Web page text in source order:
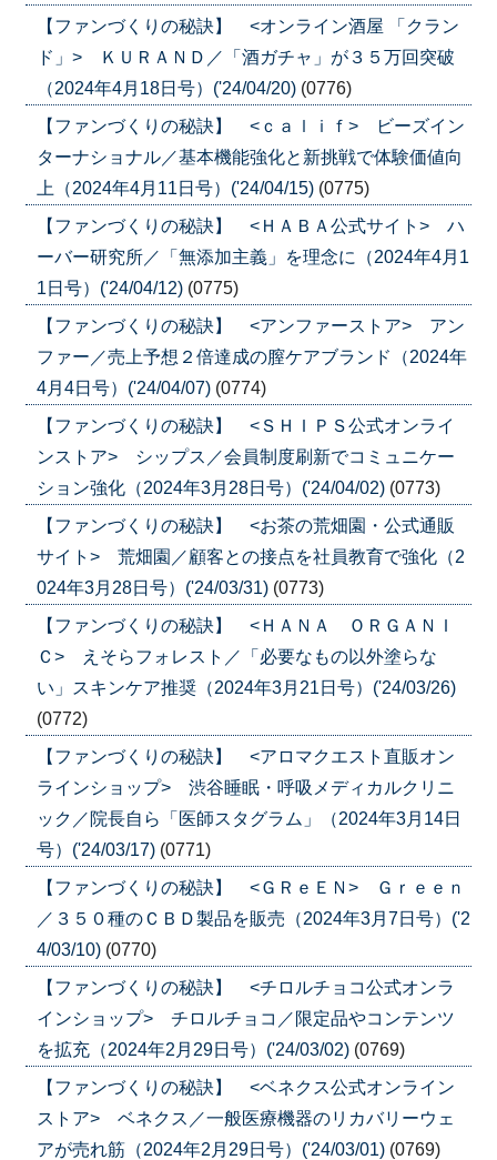
【ファンづくりの秘訣】 <オンライン酒屋 「クラン
ド」> ＫＵＲＡＮＤ／「酒ガチャ」が３５万回突破
（2024年4月18日号）('24/04/20) (0776)
【ファンづくりの秘訣】 <ｃａｌｉｆ> ビーズイン
ターナショナル／基本機能強化と新挑戦で体験価値向
上（2024年4月11日号）('24/04/15) (0775)
【ファンづくりの秘訣】 <ＨＡＢＡ公式サイト> ハ
ーバー研究所／「無添加主義」を理念に（2024年4月1
1日号）('24/04/12) (0775)
【ファンづくりの秘訣】 <アンファーストア> アン
ファー／売上予想２倍達成の膣ケアブランド（2024年
4月4日号）('24/04/07) (0774)
【ファンづくりの秘訣】 <ＳＨＩＰＳ公式オンライ
ンストア> シップス／会員制度刷新でコミュニケー
ション強化（2024年3月28日号）('24/04/02) (0773)
【ファンづくりの秘訣】 <お茶の荒畑園・公式通販
サイト> 荒畑園／顧客との接点を社員教育で強化（2
024年3月28日号）('24/03/31) (0773)
【ファンづくりの秘訣】 <ＨＡＮＡ ＯＲＧＡＮＩ
Ｃ> えそらフォレスト／「必要なもの以外塗らな
い」スキンケア推奨（2024年3月21日号）('24/03/26)
(0772)
【ファンづくりの秘訣】 <アロマクエスト直販オン
ラインショップ> 渋谷睡眠・呼吸メディカルクリニ
ック／院長自ら「医師スタグラム」（2024年3月14日
号）('24/03/17) (0771)
【ファンづくりの秘訣】 <ＧＲｅＥＮ> Ｇｒｅｅｎ
／３５０種のＣＢＤ製品を販売（2024年3月7日号）('2
4/03/10) (0770)
【ファンづくりの秘訣】 <チロルチョコ公式オンラ
インショップ> チロルチョコ／限定品やコンテンツ
を拡充（2024年2月29日号）('24/03/02) (0769)
【ファンづくりの秘訣】 <ベネクス公式オンライン
ストア> ベネクス／一般医療機器のリカバリーウェ
アが売れ筋（2024年2月29日号）('24/03/01) (0769)